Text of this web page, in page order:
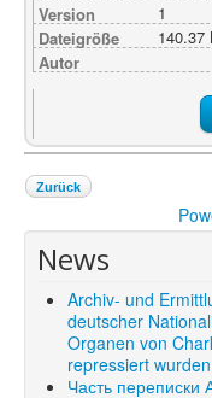
Version
1
Dateigröße
140.37
Autor
Zurück
News
Archiv- und
deutscher
Organen von
repressiert wurden
Часть